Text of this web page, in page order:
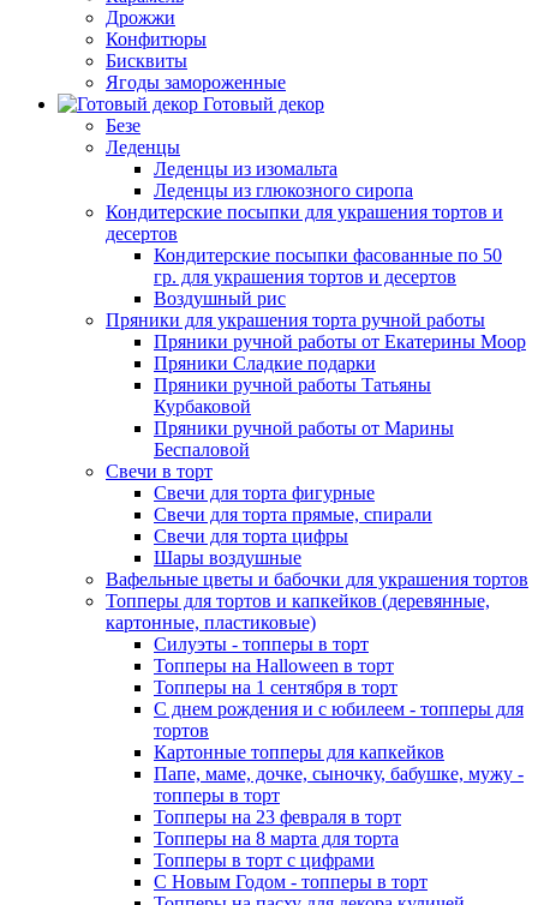
Дрожжи
Конфитюры
Бисквиты
Ягоды замороженные
Готовый декор
Безе
Леденцы
Леденцы из изомальта
Леденцы из глюкозного сиропа
Кондитерские посыпки для украшения тортов и
десертов
Кондитерские посыпки фасованные по 50
гр. для украшения тортов и десертов
Воздушный рис
Пряники для украшения торта ручной работы
Пряники ручной работы от Екатерины Моор
Пряники Сладкие подарки
Пряники ручной работы Татьяны
Курбаковой
Пряники ручной работы от Марины
Беспаловой
Свечи в торт
Свечи для торта фигурные
Свечи для торта прямые, спирали
Свечи для торта цифры
Шары воздушные
Вафельные цветы и бабочки для украшения тортов
Топперы для тортов и капкейков (деревянные,
картонные, пластиковые)
Силуэты - топперы в торт
Топперы на Halloween в торт
Топперы на 1 сентября в торт
С днем рождения и с юбилеем - топперы для
тортов
Картонные топперы для капкейков
Папе, маме, дочке, сыночку, бабушке, мужу -
топперы в торт
Топперы на 23 февраля в торт
Топперы на 8 марта для торта
Топперы в торт с цифрами
С Новым Годом - топперы в торт